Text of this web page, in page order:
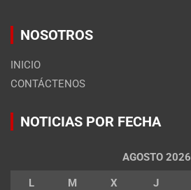
NOSOTROS
INICIO
CONTÁCTENOS
NOTICIAS POR FECHA
AGOSTO 2026
L M X J